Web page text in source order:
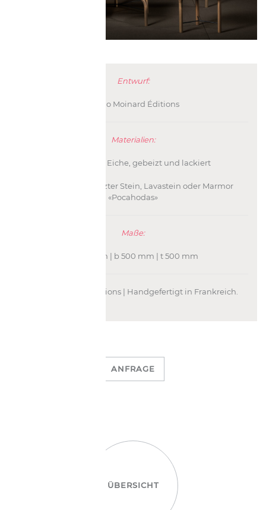
Entwurf:
Bruno Moinard Éditions
Materialien:
Fuß: Massive Eiche, gebeizt und lackiert
Tischplatte: Gewalzter Stein, Lavastein oder Marmor
«Pocahodas»
Maße:
h 450 mm | b 500 mm | t 500 mm
Bruno Moinard Éditions | Handgefertigt in Frankreich.
ANFRAGE
ÜBERSICHT